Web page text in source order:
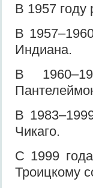
В 1957
В
Индиана.
В
В
Чикаго.
С 1999
Троицкому